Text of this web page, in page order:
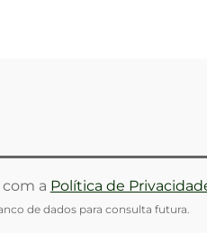
a Política de
de dados para consulta futura.